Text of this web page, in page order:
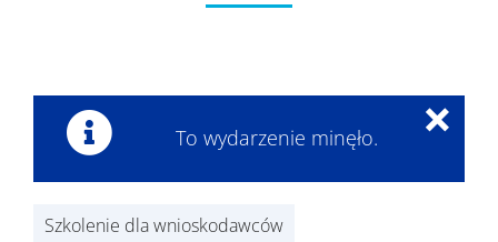
To wydarzenie minęło.
×
Szkolenie dla wnioskodawców